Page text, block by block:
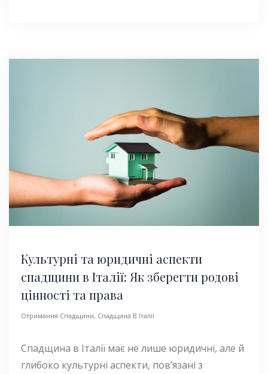
Культурні та юридичні аспекти
спадщини в Італії: Як зберегти родові
цінності та права
Отримання Спадщини, Спадщина В Італії
Спадщина в Італії має не лише юридичні, але й
глибоко культурні аспекти, пов’язані з